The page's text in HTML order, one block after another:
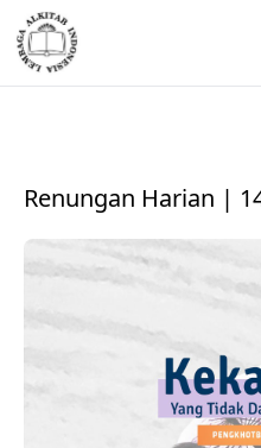
Renungan Harian |